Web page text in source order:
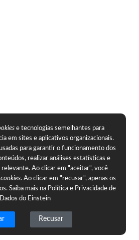
e tecnologias semelhantes para
em sites e aplicativos organizacionais.
para garantir o funcionamento dos
realizar análises estatísticas e
Ao clicar em "aceitar", você
cookies. Ao clicar em "recusar", apenas os
Saiba mais na Política e Privacidade de
Dados do Einstein
Recusar